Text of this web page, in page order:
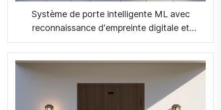
Système de porte intelligente ML avec
reconnaissance d'empreinte digitale et
reconnaissance faciale 3D